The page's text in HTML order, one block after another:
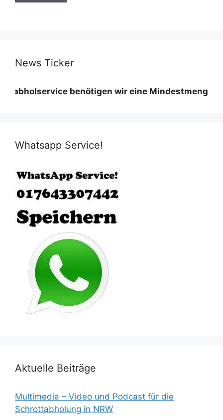
News Ticker
benötigen wir eine Mindestmenge diese
Whatsapp Service!
Aktuelle Beiträge
Multimedia – Video und Podcast für die
Schrottabholung in NRW